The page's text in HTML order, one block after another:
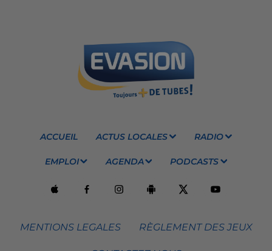
ACCUEIL ACTUS LOCALES RADIO
EMPLOI AGENDA PODCASTS
MENTIONS LEGALES RÈGLEMENT DES JEUX